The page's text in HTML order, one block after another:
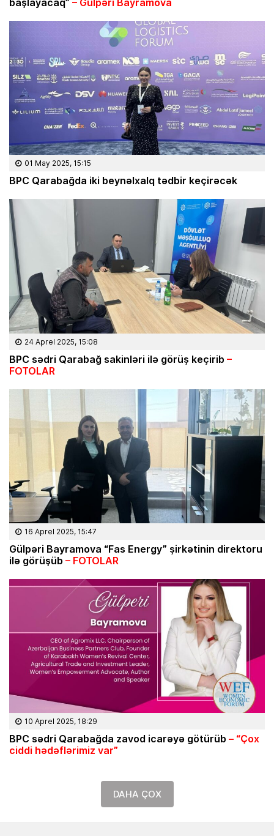
01 May 2025, 15:15
BPC Qarabağda iki beynəlxalq tədbir keçirəcək
24 Aprel 2025, 15:08
BPC sədri Qarabağ sakinləri ilə görüş keçirib –
FOTOLAR
16 Aprel 2025, 15:47
Gülpəri Bayramova “Fas Energy” şirkətinin direktoru
ilə görüşüb – FOTOLAR
10 Aprel 2025, 18:29
BPC sədri Qarabağda zavod icarəyə götürüb – “Çox
ciddi hədəflərimiz var”
DAHA ÇOX